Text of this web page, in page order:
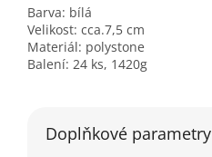
Barva: bílá
Velikost: cca.7,5 cm
Materiál: polystone
Balení: 24 ks, 1420g
Doplňkové parametry